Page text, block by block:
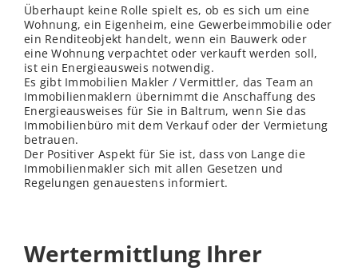
Überhaupt keine Rolle spielt es, ob es sich um eine
Wohnung, ein Eigenheim, eine Gewerbeimmobilie oder
ein Renditeobjekt handelt, wenn ein Bauwerk oder
eine Wohnung verpachtet oder verkauft werden soll,
ist ein Energieausweis notwendig.
Es gibt Immobilien Makler / Vermittler, das Team an
Immobilienmaklern übernimmt die Anschaffung des
Energieausweises für Sie in Baltrum, wenn Sie das
Immobilienbüro mit dem Verkauf oder der Vermietung
betrauen.
Der Positiver Aspekt für Sie ist, dass von Lange die
Immobilienmakler sich mit allen Gesetzen und
Regelungen genauestens informiert.
Wertermittlung Ihrer